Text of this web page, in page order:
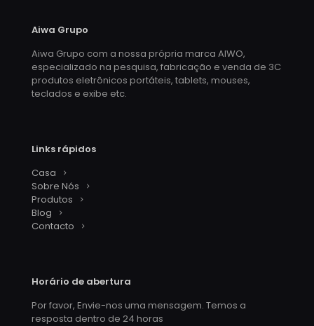
Aiwa Grupo
Aiwa Grupo com a nossa própria marca AIWO,
especializado na pesquisa, fabricação e venda de 3C
produtos eletrônicos portáteis, tablets, mouses,
teclados e exibe etc.
Links rápidos
Casa
Sobre Nós
Produtos
Blog
Contacto
Horário de abertura
Por favor, Envie-nos uma mensagem. Temos a
resposta dentro de 24 horas